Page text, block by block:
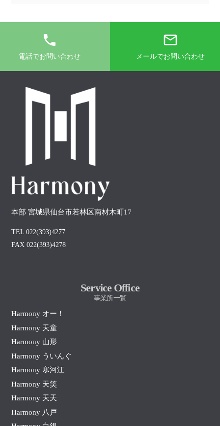
phone
電話でお問い合わせ
mail_outline
メールでお問い合わせ
本部 宮城県仙台市若林区南材木町17
TEL 022(393)4277
FAX 022(393)4278
Service Office
事業所一覧
Harmony オー！
Harmony 天童
Harmony 山形
Harmony ういんぐ
Harmony 寒河江
Harmony 天笑
Harmony 天天
Harmony 八戸